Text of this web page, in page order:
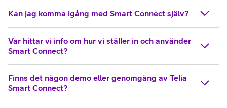
Kan jag komma igång med Smart Connect själv?
Var hittar vi info om hur vi ställer in och använder
Smart Connect?
Finns det någon demo eller genomgång av Telia
Smart Connect?